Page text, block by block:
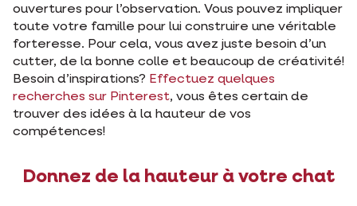
ouvertures pour l’observation. Vous pouvez impliquer
toute votre famille pour lui construire une véritable
forteresse. Pour cela, vous avez juste besoin d’un
cutter, de la bonne colle et beaucoup de créativité!
Besoin d’inspirations? Effectuez quelques
recherches sur Pinterest, vous êtes certain de
trouver des idées à la hauteur de vos
compétences!
Donnez de la hauteur à votre chat